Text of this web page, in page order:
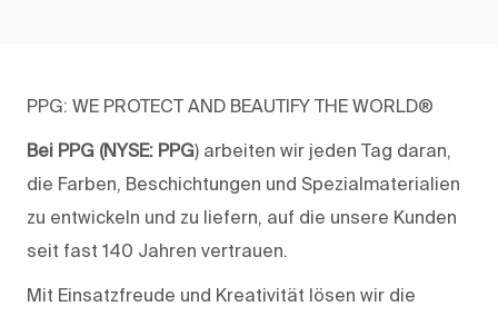
PPG: WE PROTECT AND BEAUTIFY THE WORLD®
Bei PPG (NYSE: PPG) arbeiten wir jeden Tag daran,
die Farben, Beschichtungen und Spezialmaterialien
zu entwickeln und zu liefern, auf die unsere Kunden
seit fast 140 Jahren vertrauen.
Mit Einsatzfreude und Kreativität lösen wir die